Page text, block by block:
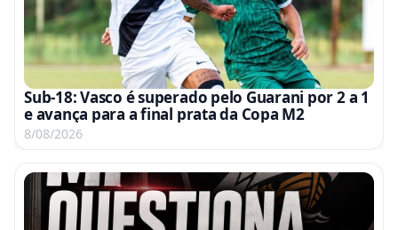
Sub-18: Vasco é superado pelo Guarani por 2 a 1
e avança para a final prata da Copa M2
8/08/2026